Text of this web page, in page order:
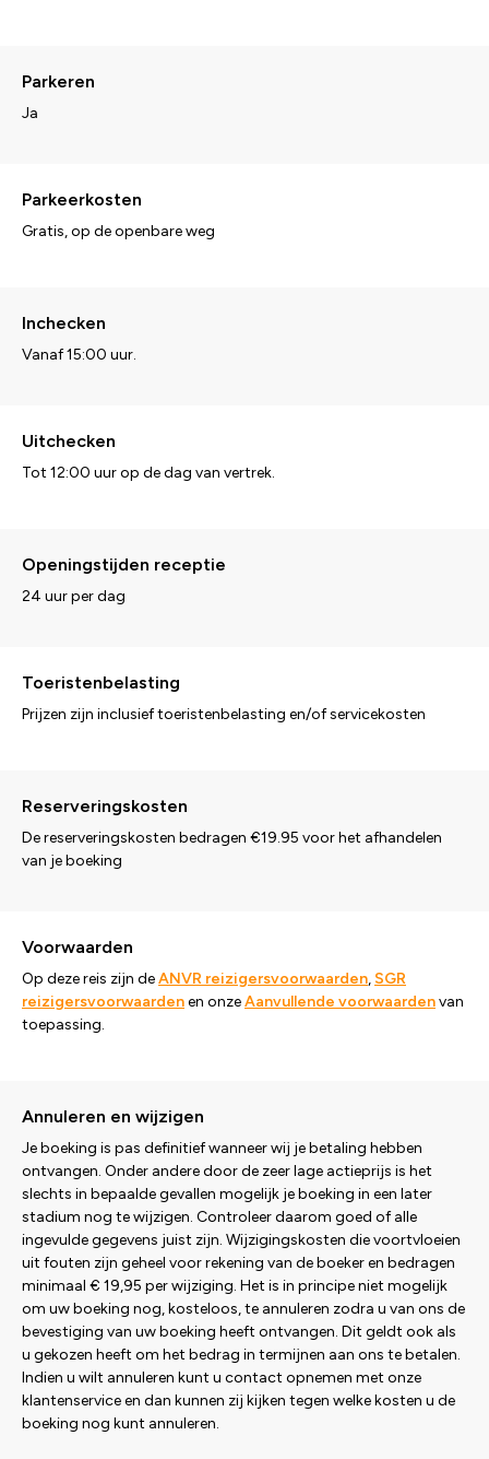
Parkeren
Ja
Parkeerkosten
Gratis, op de openbare weg
Inchecken
Vanaf 15:00 uur.
Uitchecken
Tot 12:00 uur op de dag van vertrek.
Openingstijden receptie
24 uur per dag
Toeristenbelasting
Prijzen zijn inclusief toeristenbelasting en/of servicekosten
Reserveringskosten
De reserveringskosten bedragen €19.95 voor het afhandelen
van je boeking
Voorwaarden
Op deze reis zijn deANVR reizigersvoorwaarden, SGR
reizigersvoorwaardenen onzeAanvullende voorwaardenvan
toepassing.
Annuleren en wijzigen
Je boeking is pas definitief wanneer wij je betaling hebben
ontvangen. Onder andere door de zeer lage actieprijs is het
slechts in bepaalde gevallen mogelijk je boeking in een later
stadium nog te wijzigen. Controleer daarom goed of alle
ingevulde gegevens juist zijn. Wijzigingskosten die voortvloeien
uit fouten zijn geheel voor rekening van de boeker en bedragen
minimaal € 19,95 per wijziging. Het is in principe niet mogelijk
om uw boeking nog, kosteloos, te annuleren zodra u van ons de
bevestiging van uw boeking heeft ontvangen. Dit geldt ook als
u gekozen heeft om het bedrag in termijnen aan ons te betalen.
Indien u wilt annuleren kunt u contact opnemen met onze
klantenservice en dan kunnen zij kijken tegen welke kosten u de
boeking nog kunt annuleren.